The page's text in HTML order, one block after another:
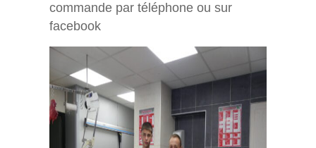
commande par téléphone ou sur
facebook